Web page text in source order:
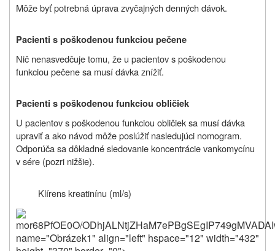
Môže byť potrebná úprava zvyčajných denných dávok.
Pacienti s poškodenou funkciou pečene
Nič nenasvedčuje tomu, že u pacientov s poškodenou
funkciou pečene sa musí dávka znížiť.
Pacienti s poškodenou funkciou obličiek
U pacientov s poškodenou funkciou obličiek sa musí dávka
upraviť a ako návod môže poslúžiť nasledujúci nomogram.
Odporúča sa dôkladné sledovanie koncentrácie vankomycínu
v sére (pozri nižšie).
Klírens kreatinínu (ml/s)
mor68PfOE0O/